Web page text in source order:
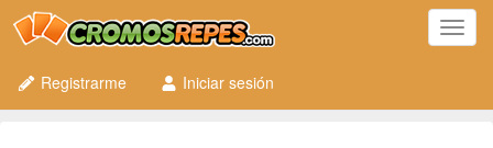
Registrarme
Iniciar sesión